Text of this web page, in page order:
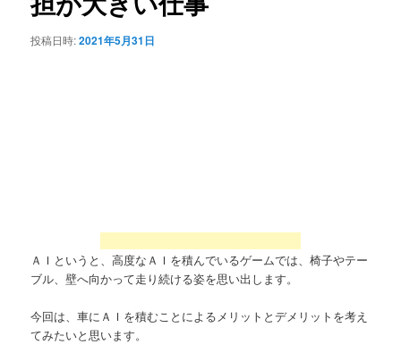
ン
投稿日時:2021年5月31日
ＡＩというと、高度なＡＩを積んでいるゲームでは、椅子やテー
ブル、壁へ向かって走り続ける姿を思い出します。
今回は、車にＡＩを積むことによるメリットとデメリットを考え
てみたいと思います。